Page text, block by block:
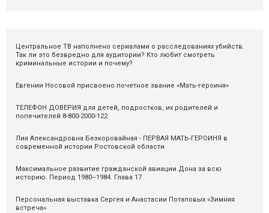
Центральное ТВ наполнено сериалами о расследованиях убийств.
Так ли это безвредно для аудитории? Кто любит смотреть
криминальные истории и почему?
Евгении Носовой присвоено почетное звание «Мать-героиня»
ТЕЛЕФОН ДОВЕРИЯ для детей, подростков, их родителей и
попечителей 8-800-2000-122
Лия Александровна Безкоровайная - ПЕРВАЯ МАТЬ-ГЕРОИНЯ в
современной истории Ростовской области
Максимальное развитие гражданской авиации Дона за всю
историю. Период 1980–1984. Глава 17
Персональная выставка Сергея и Анастасии Потаповых «Зимняя
встреча»